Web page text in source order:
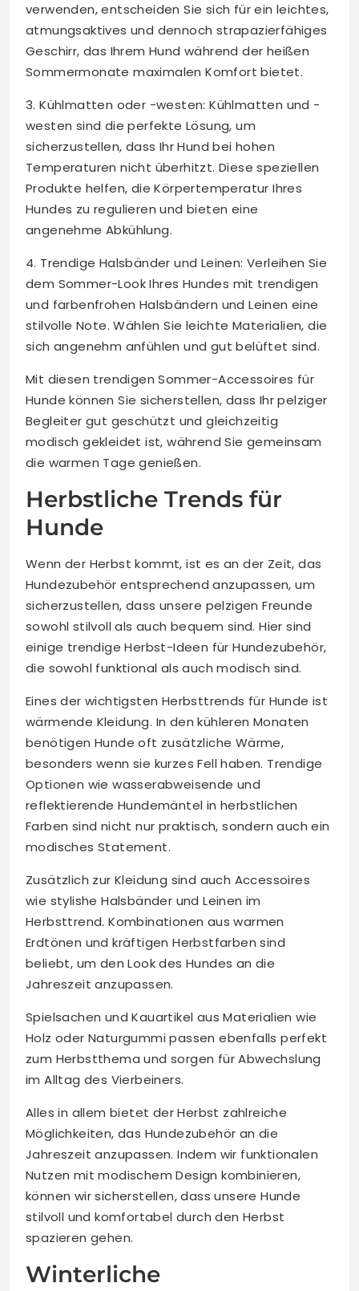
verwenden, entscheiden Sie sich für ein leichtes,
atmungsaktives und dennoch strapazierfähiges
Geschirr, das Ihrem Hund während der heißen
Sommermonate maximalen Komfort bietet.
3. Kühlmatten oder -westen: Kühlmatten und -
westen sind die perfekte Lösung, um
sicherzustellen, dass Ihr Hund bei hohen
Temperaturen nicht überhitzt. Diese speziellen
Produkte helfen, die Körpertemperatur Ihres
Hundes zu regulieren und bieten eine
angenehme Abkühlung.
4. Trendige Halsbänder und Leinen: Verleihen Sie
dem Sommer-Look Ihres Hundes mit trendigen
und farbenfrohen Halsbändern und Leinen eine
stilvolle Note. Wählen Sie leichte Materialien, die
sich angenehm anfühlen und gut belüftet sind.
Mit diesen trendigen Sommer-Accessoires für
Hunde können Sie sicherstellen, dass Ihr pelziger
Begleiter gut geschützt und gleichzeitig
modisch gekleidet ist, während Sie gemeinsam
die warmen Tage genießen.
Herbstliche Trends für
Hunde
Wenn der Herbst kommt, ist es an der Zeit, das
Hundezubehör entsprechend anzupassen, um
sicherzustellen, dass unsere pelzigen Freunde
sowohl stilvoll als auch bequem sind. Hier sind
einige trendige Herbst-Ideen für Hundezubehör,
die sowohl funktional als auch modisch sind.
Eines der wichtigsten Herbsttrends für Hunde ist
wärmende Kleidung. In den kühleren Monaten
benötigen Hunde oft zusätzliche Wärme,
besonders wenn sie kurzes Fell haben. Trendige
Optionen wie wasserabweisende und
reflektierende Hundemäntel in herbstlichen
Farben sind nicht nur praktisch, sondern auch ein
modisches Statement.
Zusätzlich zur Kleidung sind auch Accessoires
wie stylishe Halsbänder und Leinen im
Herbsttrend. Kombinationen aus warmen
Erdtönen und kräftigen Herbstfarben sind
beliebt, um den Look des Hundes an die
Jahreszeit anzupassen.
Spielsachen und Kauartikel aus Materialien wie
Holz oder Naturgummi passen ebenfalls perfekt
zum Herbstthema und sorgen für Abwechslung
im Alltag des Vierbeiners.
Alles in allem bietet der Herbst zahlreiche
Möglichkeiten, das Hundezubehör an die
Jahreszeit anzupassen. Indem wir funktionalen
Nutzen mit modischem Design kombinieren,
können wir sicherstellen, dass unsere Hunde
stilvoll und komfortabel durch den Herbst
spazieren gehen.
Winterliche